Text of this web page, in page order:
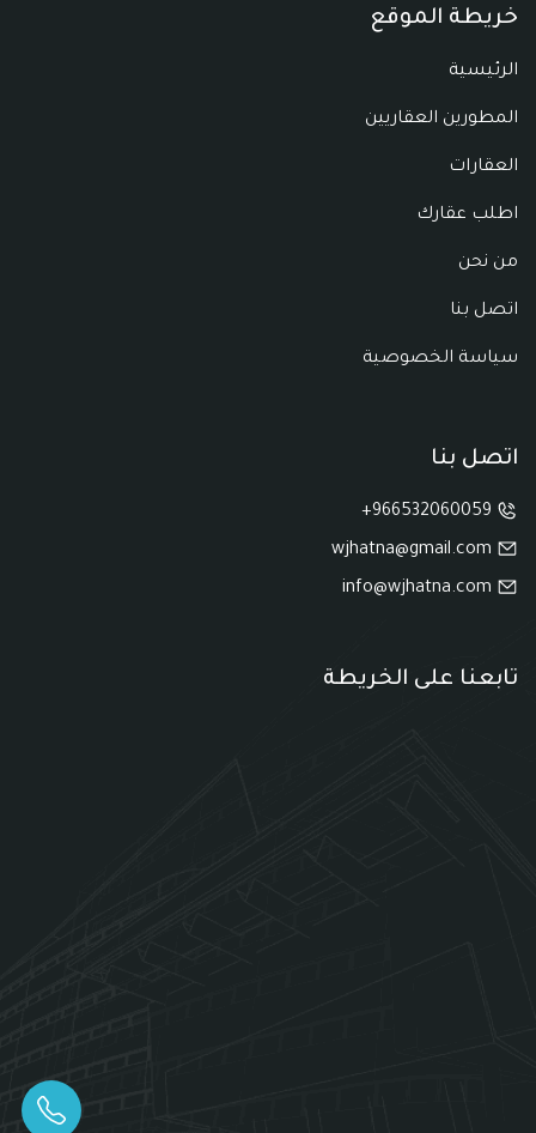
خريطة الموقع
الرئيسية
المطورين العقاريين
العقارات
اطلب عقارك
من نحن
اتصل بنا
سياسة الخصوصية
اتصل بنا
تابعنا على الخريطة